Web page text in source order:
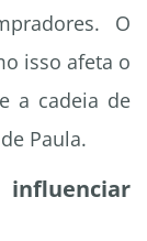
O
isso afeta o
a cadeia de
Paula.